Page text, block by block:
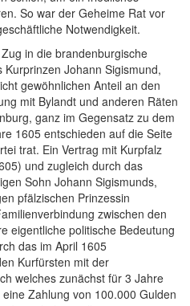
So war der Geheime Rat vor
Notwendigkeit.
in die brandenburgische
Johann Sigismund,
gewöhnlichen Anteil an den
mit Bylandt und anderen Räten
ganz im Gegensatz zu dem
1605 entschieden auf die Seite
trat. Ein Vertrag mit Kurpfalz
und zugleich durch das
Sohn Johann Sigismunds,
pfälzischen Prinzessin
zwischen den
eigentliche politische Bedeutung
das im April 1605
Kurfürsten mit der
welches zunächst für 3 Jahre
Zahlung von 100.000 Gulden